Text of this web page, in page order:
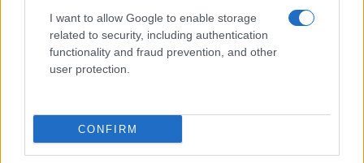
I want to allow Google to enable storage
related to security, including authentication
functionality and fraud prevention, and other
user protection.
CONFIRM
„Pupă-mă“, al cărei clip...